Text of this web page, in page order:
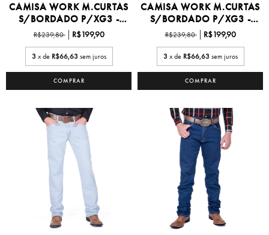
CAMISA WORK M.CURTAS
S/BORDADO P/XG3 -
W...
R$239,80 R$199,90
3 x de R$66,63 sem juros
COMPRAR
CAMISA WORK M.CURTAS
S/BORDADO P/XG3 -
W...
R$239,80 R$199,90
3 x de R$66,63 sem juros
COMPRAR